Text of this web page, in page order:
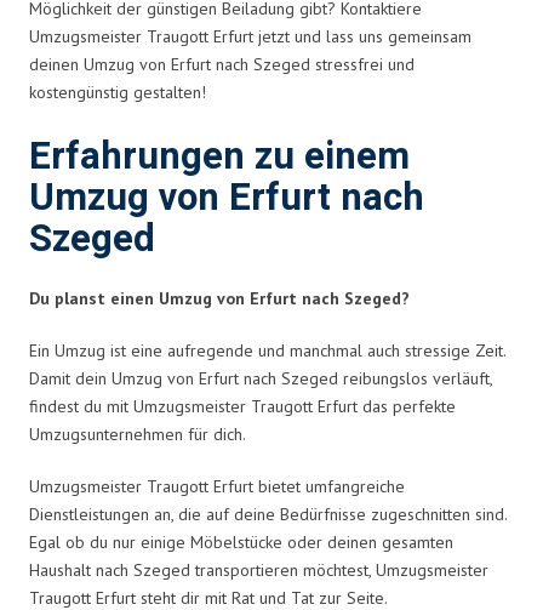
Möglichkeit der günstigen Beiladung gibt? Kontaktiere
Umzugsmeister Traugott Erfurt jetzt und lass uns gemeinsam
deinen Umzug von Erfurt nach Szeged stressfrei und
kostengünstig gestalten!
Erfahrungen zu einem
Umzug von Erfurt nach
Szeged
Du planst einen Umzug von Erfurt nach Szeged?
Ein Umzug ist eine aufregende und manchmal auch stressige Zeit.
Damit dein Umzug von Erfurt nach Szeged reibungslos verläuft,
findest du mit Umzugsmeister Traugott Erfurt das perfekte
Umzugsunternehmen für dich.
Umzugsmeister Traugott Erfurt bietet umfangreiche
Dienstleistungen an, die auf deine Bedürfnisse zugeschnitten sind.
Egal ob du nur einige Möbelstücke oder deinen gesamten
Haushalt nach Szeged transportieren möchtest, Umzugsmeister
Traugott Erfurt steht dir mit Rat und Tat zur Seite.